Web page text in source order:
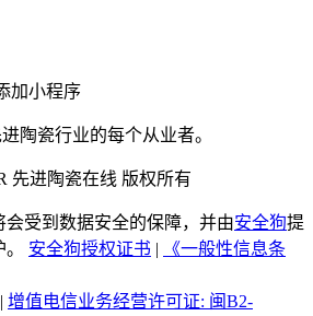
陶瓷行业的每个从业者。
先进陶瓷在线 版权所有
受到数据安全的保障，并由安全狗提
安全狗授权证书 |
《一般性信息条
| 增值电信业务经营许可证: 闽B2-